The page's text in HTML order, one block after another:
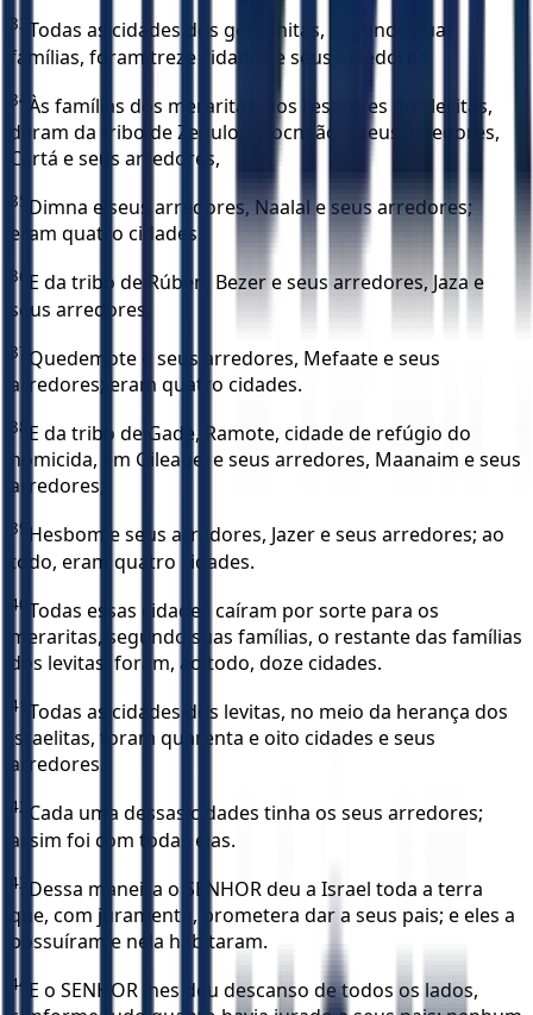
33 Todas as cidades dos gersonitas, segundo suas
famílias, foram treze cidades e seus arredores.
34 Às famílias dos meraritas, aos restantes dos levitas,
deram da tribo de Zebulom, Jocneão e seus arredores,
Cartá e seus arredores,
35 Dimna e seus arredores, Naalal e seus arredores;
eram quatro cidades.
36 E da tribo de Rúben, Bezer e seus arredores, Jaza e
seus arredores,
37 Quedemote e seus arredores, Mefaate e seus
arredores; eram quatro cidades.
38 E da tribo de Gade, Ramote, cidade de refúgio do
homicida, em Gileade, e seus arredores, Maanaim e seus
arredores,
39 Hesbom e seus arredores, Jazer e seus arredores; ao
todo, eram quatro cidades.
40 Todas essas cidades caíram por sorte para os
meraritas, segundo suas famílias, o restante das famílias
dos levitas; foram, ao todo, doze cidades.
41 Todas as cidades dos levitas, no meio da herança dos
israelitas, foram quarenta e oito cidades e seus
arredores.
42 Cada uma dessas cidades tinha os seus arredores;
assim foi com todas elas.
43 Dessa maneira o SENHOR deu a Israel toda a terra
que, com juramento, prometera dar a seus pais; e eles a
possuíram e nela habitaram.
44 E o SENHOR lhes deu descanso de todos os lados,